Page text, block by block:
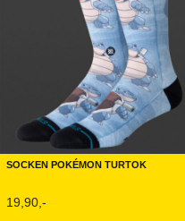
Socken Pokémon Turtok
19,90,-